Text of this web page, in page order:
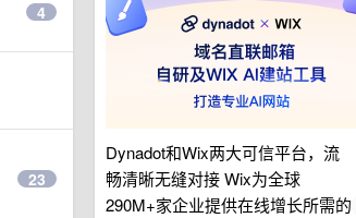
Dynadot和Wix两大可信平台，流
畅清晰无缝对接 Wix为全球
290M+家企业提供在线增长所需的
4
23